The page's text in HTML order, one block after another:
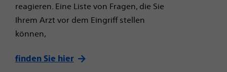
reagieren. Eine Liste von Fragen, die Sie
Ihrem Arzt vor dem Eingriff stellen
können,
finden Sie hier